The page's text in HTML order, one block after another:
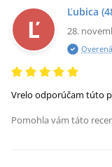
Ľ
Ľubica
28.
Vrelo odporúčam túto
Pomohla vám táto